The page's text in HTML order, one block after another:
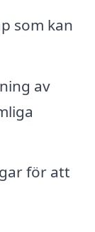
som kan
av
för att